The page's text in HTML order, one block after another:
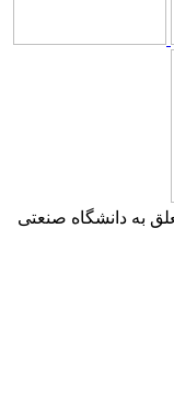
به دانشگاه صنعتی